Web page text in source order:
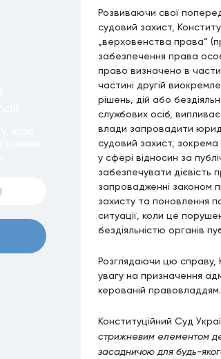
Розвиваючи свої
судовий захист,
„верховенства права“
забезпечення права
право визначено в
частині другій
рішень, дій або
службових осіб,
влади запровадити
судовий захист, зокрема
у сфері відносин за
забезпечувати
запровадженні законом
захисту та поновлення
ситуації, коли це
бездіяльністю органів
Розглядаючи цю справу,
увагу на призначення
керованій правовладдям.
Конституційний Суд
стрижневим елементом
засадничою для будь-